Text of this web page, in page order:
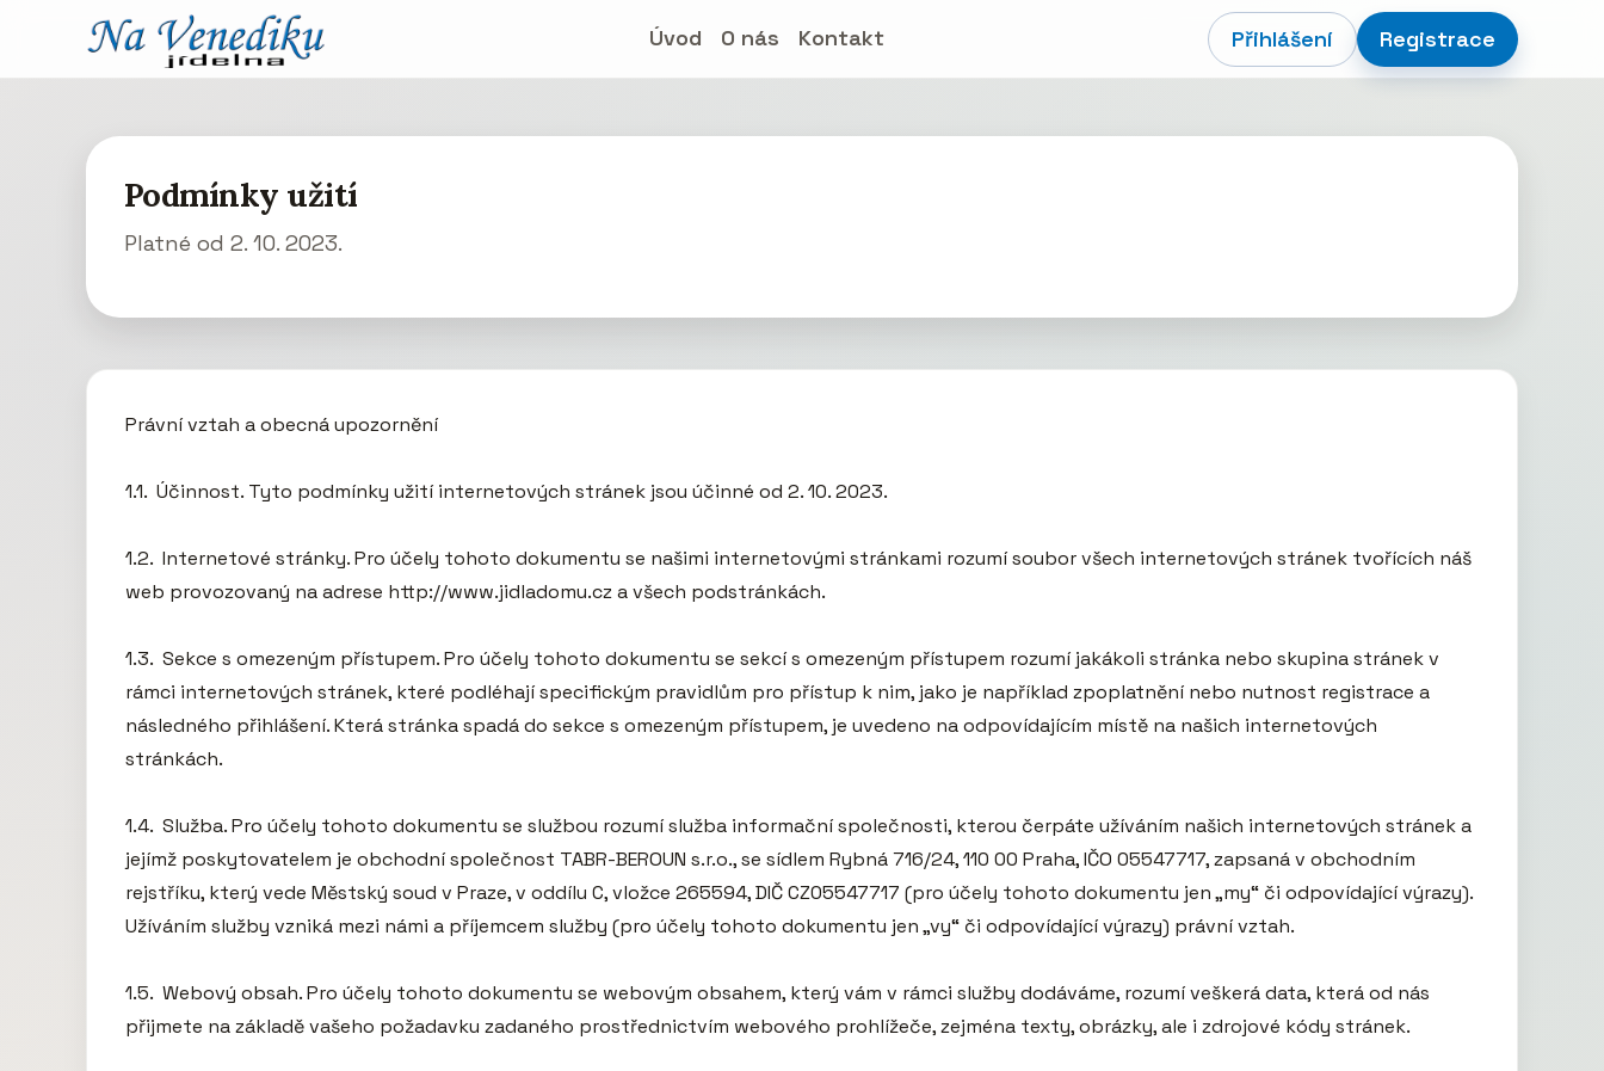
Úvod O nás Kontakt Přihlášení Registrace
Podmínky užití
Platné od 2. 10. 2023.
Právní vztah a obecná upozornění
1.1.  Účinnost. Tyto podmínky užití internetových stránek jsou účinné od 2. 10. 2023.
1.2.  Internetové stránky. Pro účely tohoto dokumentu se našimi internetovými stránkami rozumí soubor všech internetových stránek tvořících náš
web provozovaný na adrese http://www.jidladomu.cz a všech podstránkách.
1.3.  Sekce s omezeným přístupem. Pro účely tohoto dokumentu se sekcí s omezeným přístupem rozumí jakákoli stránka nebo skupina stránek v
rámci internetových stránek, které podléhají specifickým pravidlům pro přístup k nim, jako je například zpoplatnění nebo nutnost registrace a
následného přihlášení. Která stránka spadá do sekce s omezeným přístupem, je uvedeno na odpovídajícím místě na našich internetových
stránkách.
1.4.  Služba. Pro účely tohoto dokumentu se službou rozumí služba informační společnosti, kterou čerpáte užíváním našich internetových stránek a
jejímž poskytovatelem je obchodní společnost TABR-BEROUN s.r.o., se sídlem Rybná 716/24, 110 00 Praha, IČO 05547717, zapsaná v obchodním
rejstříku, který vede Městský soud v Praze, v oddílu C, vložce 265594, DIČ CZ05547717 (pro účely tohoto dokumentu jen „my“ či odpovídající výrazy).
Užíváním služby vzniká mezi námi a příjemcem služby (pro účely tohoto dokumentu jen „vy“ či odpovídající výrazy) právní vztah.
1.5.  Webový obsah. Pro účely tohoto dokumentu se webovým obsahem, který vám v rámci služby dodáváme, rozumí veškerá data, která od nás
přijmete na základě vašeho požadavku zadaného prostřednictvím webového prohlížeče, zejména texty, obrázky, ale i zdrojové kódy stránek.